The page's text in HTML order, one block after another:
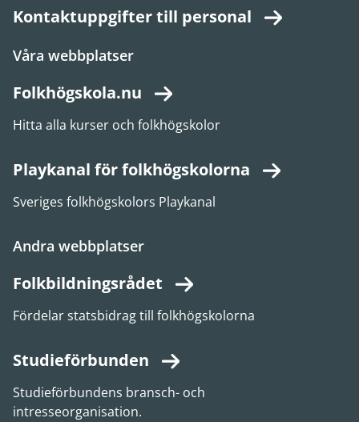
Kontaktuppgifter till personal
Våra webbplatser
Folkhögskola.nu
Hitta alla kurser och folkhögskolor
Playkanal för folkhögskolorna
Sveriges folkhögskolors Playkanal
Andra webbplatser
Folkbildningsrådet
Fördelar statsbidrag till folkhögskolorna
Studieförbunden
Studieförbundens bransch- och
intresseorganisation.